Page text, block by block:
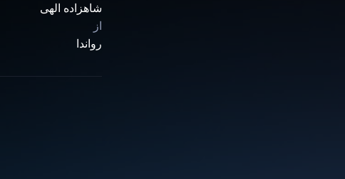
شاهزاده الهی
از
رواندا